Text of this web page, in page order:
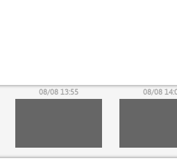
08/08 13:55 08/08